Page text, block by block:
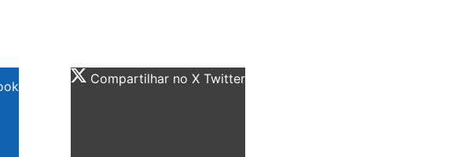
Compartilhar no X Twitter